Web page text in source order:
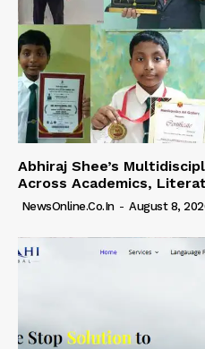
Abhiraj Shee’s
Across Academics,
NewsOnline.co.in - August 8,